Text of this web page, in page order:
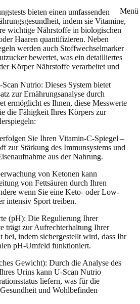
Menü
bieten einen umfassenden
indem sie Vitamine,
wichtige Nährstoffe in biologischen
Haaren quantifizieren. Neben
werden auch Stoffwechselmarker
bewertet, was ein detailliertes
Körper Nährstoffe verarbeitet und
Nutrio: Dieses System bietet
zur Ernährungsanalyse durch
ermöglicht es Ihnen, diese Messwerte
die Fähigkeit Ihres Körpers zur
Sie Ihren Vitamin-C-Spiegel –
zur Stärkung des Immunsystems und
aus der Nahrung.
von Ketonen kann
von Fettsäuren durch Ihren
wenn Sie eine Keto- oder Low-
intensiv Sport treiben.
(pH): Die Regulierung Ihrer
trägt zur Aufrechterhaltung Ihrer
bei, indem sichergestellt wird, dass Ihr
pH-Umfeld funktioniert.
Gewicht): Durch die Analyse des
Urins kann U-Scan Nutrio
liefern, was für die
und Wohlbefinden